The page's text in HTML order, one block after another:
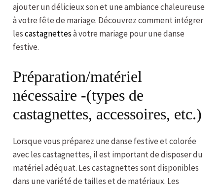
ajouter un délicieux son et une ambiance chaleureuse
à votre fête de mariage. Découvrez comment intégrer
lescastagnettesà votre mariage pour une danse
festive.
Préparation/matériel
nécessaire -(types de
castagnettes, accessoires, etc.)
Lorsque vous préparez une danse festive et colorée
avec les castagnettes, il est important de disposer du
matériel adéquat. Les castagnettes sont disponibles
dans une variété de tailles et de matériaux. Les